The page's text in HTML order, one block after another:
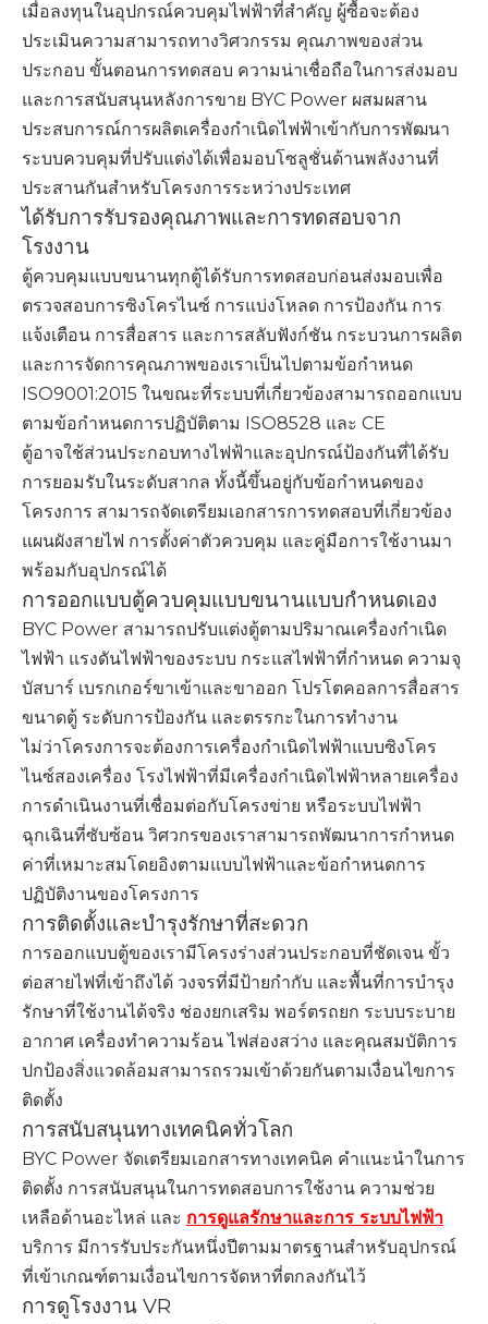
เมื่อลงทุนในอุปกรณ์ควบคุมไฟฟ้าที่สำคัญ ผู้ซื้อจะต้อง
ประเมินความสามารถทางวิศวกรรม คุณภาพของส่วน
ประกอบ ขั้นตอนการทดสอบ ความน่าเชื่อถือในการส่งมอบ
และการสนับสนุนหลังการขาย BYC Power ผสมผสาน
ประสบการณ์การผลิตเครื่องกำเนิดไฟฟ้าเข้ากับการพัฒนา
ระบบควบคุมที่ปรับแต่งได้เพื่อมอบโซลูชั่นด้านพลังงานที่
ประสานกันสำหรับโครงการระหว่างประเทศ
ได้รับการรับรองคุณภาพและการทดสอบจาก
โรงงาน
ตู้ควบคุมแบบขนานทุกตู้ได้รับการทดสอบก่อนส่งมอบเพื่อ
ตรวจสอบการซิงโครไนซ์ การแบ่งโหลด การป้องกัน การ
แจ้งเตือน การสื่อสาร และการสลับฟังก์ชัน กระบวนการผลิต
และการจัดการคุณภาพของเราเป็นไปตามข้อกำหนด
ISO9001:2015 ในขณะที่ระบบที่เกี่ยวข้องสามารถออกแบบ
ตามข้อกำหนดการปฏิบัติตาม ISO8528 และ CE
ตู้อาจใช้ส่วนประกอบทางไฟฟ้าและอุปกรณ์ป้องกันที่ได้รับ
การยอมรับในระดับสากล ทั้งนี้ขึ้นอยู่กับข้อกำหนดของ
โครงการ สามารถจัดเตรียมเอกสารการทดสอบที่เกี่ยวข้อง
แผนผังสายไฟ การตั้งค่าตัวควบคุม และคู่มือการใช้งานมา
พร้อมกับอุปกรณ์ได้
การออกแบบตู้ควบคุมแบบขนานแบบกำหนดเอง
BYC Power สามารถปรับแต่งตู้ตามปริมาณเครื่องกำเนิด
ไฟฟ้า แรงดันไฟฟ้าของระบบ กระแสไฟฟ้าที่กำหนด ความจุ
บัสบาร์ เบรกเกอร์ขาเข้าและขาออก โปรโตคอลการสื่อสาร
ขนาดตู้ ระดับการป้องกัน และตรรกะในการทำงาน
ไม่ว่าโครงการจะต้องการเครื่องกำเนิดไฟฟ้าแบบซิงโคร
ไนซ์สองเครื่อง โรงไฟฟ้าที่มีเครื่องกำเนิดไฟฟ้าหลายเครื่อง
การดำเนินงานที่เชื่อมต่อกับโครงข่าย หรือระบบไฟฟ้า
ฉุกเฉินที่ซับซ้อน วิศวกรของเราสามารถพัฒนาการกำหนด
ค่าที่เหมาะสมโดยอิงตามแบบไฟฟ้าและข้อกำหนดการ
ปฏิบัติงานของโครงการ
การติดตั้งและบำรุงรักษาที่สะดวก
การออกแบบตู้ของเรามีโครงร่างส่วนประกอบที่ชัดเจน ขั้ว
ต่อสายไฟที่เข้าถึงได้ วงจรที่มีป้ายกำกับ และพื้นที่การบำรุง
รักษาที่ใช้งานได้จริง ช่องยกเสริม พอร์ตรถยก ระบบระบาย
อากาศ เครื่องทำความร้อน ไฟส่องสว่าง และคุณสมบัติการ
ปกป้องสิ่งแวดล้อมสามารถรวมเข้าด้วยกันตามเงื่อนไขการ
ติดตั้ง
การสนับสนุนทางเทคนิคทั่วโลก
BYC Power จัดเตรียมเอกสารทางเทคนิค คำแนะนำในการ
ติดตั้ง การสนับสนุนในการทดสอบการใช้งาน ความช่วย
เหลือด้านอะไหล่ และ การดูแลรักษาและการ ระบบไฟฟ้า
บริการ มีการรับประกันหนึ่งปีตามมาตรฐานสำหรับอุปกรณ์
ที่เข้าเกณฑ์ตามเงื่อนไขการจัดหาที่ตกลงกันไว้
การดูโรงงาน VR